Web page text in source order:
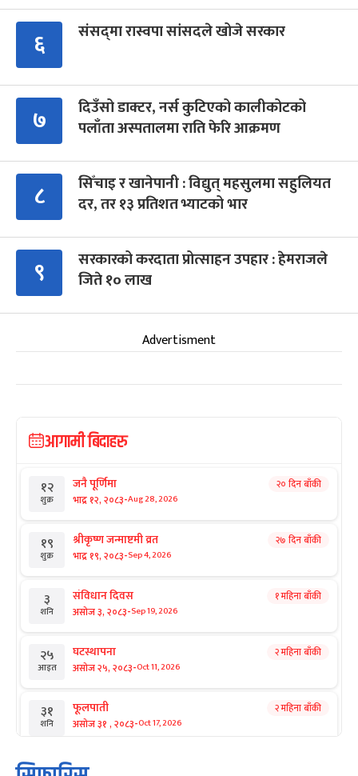
६ संसद्‍मा रास्वपा सांसदले खोजे सरकार
७
दिउँसो डाक्टर, नर्स कुटिएको कालीकोटको
पलाँता अस्पतालमा राति फेरि आक्रमण
८
सिँचाइ र खानेपानी : विद्युत् महसुलमा सहुलियत
दर, तर १३ प्रतिशत भ्याटको भार
९
सरकारको करदाता प्रोत्साहन उपहार : हेमराजले
जिते १० लाख
Advertisment
आगामी बिदाहरु
१२
शुक्र
जनै पूर्णिमा
भाद्र १२, २०८३-Aug 28, 2026
२० दिन बाँकी
१९
शुक्र
श्रीकृष्ण जन्माष्टमी व्रत
भाद्र १९, २०८३-Sep 4, 2026
२७ दिन बाँकी
३
शनि
संविधान दिवस
असोज ३, २०८३-Sep 19, 2026
१ महिना बाँकी
२५
आइत
घटस्थापना
असोज २५, २०८३-Oct 11, 2026
२ महिना बाँकी
३१
शनि
फूलपाती
असोज ३१ , २०८३-Oct 17, 2026
२ महिना बाँकी
१ कार्तिक सङ्क्रान्ति